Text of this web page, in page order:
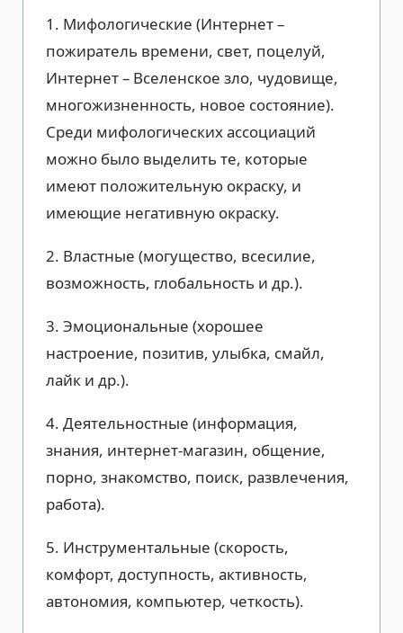
1. Мифологические (Интернет –
пожиратель времени, свет, поцелуй,
Интернет – Вселенское зло, чудовище,
многожизненность, новое состояние).
Среди мифологических ассоциаций
можно было выделить те, которые
имеют положительную окраску, и
имеющие негативную окраску.
2. Властные (могущество, всесилие,
возможность, глобальность и др.).
3. Эмоциональные (хорошее
настроение, позитив, улыбка, смайл,
лайк и др.).
4. Деятельностные (информация,
знания, интернет-магазин, общение,
порно, знакомство, поиск, развлечения,
работа).
5. Инструментальные (скорость,
комфорт, доступность, активность,
автономия, компьютер, четкость).